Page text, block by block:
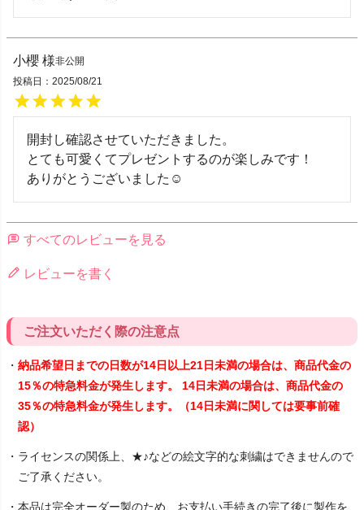
小櫻
非公開
投稿日
2025/08/21
開封し確認させていただきました。
とても可愛くてプレゼントするのが楽しみです！
ありがとうございました☺︎
すべてのレビューを見る
レビューを書く
ご注文いただく際の注意点
・ 納品希望日までの日数が14日以上21日未満の場合は、商品代金の
15％の特急料金が発生します。 14日未満の場合は、商品代金の
35％の特急料金が発生します。（14日未満に関しては要事前確
認）
・ライセンスの関係上、★♪などの絵文字的な刺繍はできませんので
ご了承ください。
・本品は完全オーダー製のため、お支払い手続きの完了後に製作を